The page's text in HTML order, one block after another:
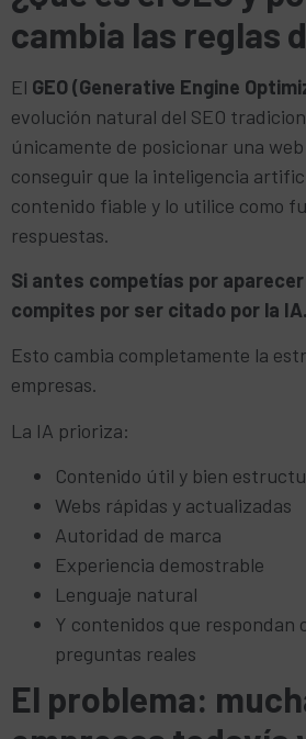
cambia las reglas
El GEO (Generative Engine
evolución natural del SEO
únicamente de posicionar una web
conseguir que la inteligencia
contenido fiable y lo utilice como
respuestas.
Si antes competías por aparecer
compites por ser citado por la IA.
Esto cambia completamente la
empresas.
La IA prioriza:
Contenido útil y bien
Webs rápidas y actualizadas
Autoridad de marca
Experiencia demostrable
Lenguaje natural
Y contenidos que respondan
preguntas reales
El problema: